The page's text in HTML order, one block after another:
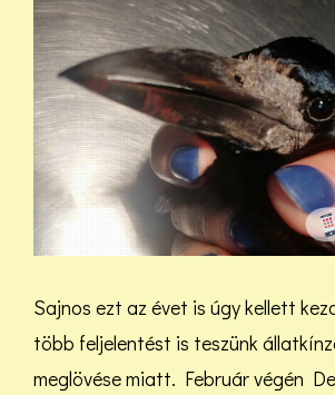
Sajnos ezt az évet is úgy kellett
több feljelentést is teszünk
meglövése miatt. Február végén